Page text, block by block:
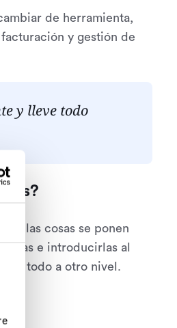
de herramienta,
y gestión de
y lleve todo
si las cosas se ponen
e introducirlas al
todo a otro nivel.